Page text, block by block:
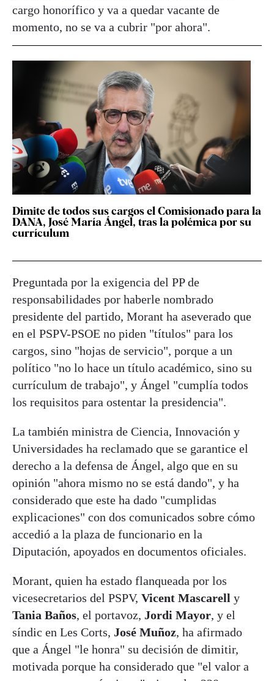
cargo honorífico y va a quedar vacante de
momento, no se va a cubrir "por ahora".
Dimite de todos sus cargos el Comisionado para la
DANA, José María Ángel, tras la polémica por su
currículum
Preguntada por la exigencia del PP de
responsabilidades por haberle nombrado
presidente del partido, Morant ha aseverado que
en el PSPV-PSOE no piden "títulos" para los
cargos, sino "hojas de servicio", porque a un
político "no lo hace un título académico, sino su
currículum de trabajo", y Ángel "cumplía todos
los requisitos para ostentar la presidencia".
La también ministra de Ciencia, Innovación y
Universidades ha reclamado que se garantice el
derecho a la defensa de Ángel, algo que en su
opinión "ahora mismo no se está dando", y ha
considerado que este ha dado "cumplidas
explicaciones" con dos comunicados sobre cómo
accedió a la plaza de funcionario en la
Diputación, apoyados en documentos oficiales.
Morant, quien ha estado flanqueada por los
vicesecretarios del PSPV, Vicent Mascarell y
Tania Baños, el portavoz, Jordi Mayor, y el
síndic en Les Corts, José Muñoz, ha afirmado
que a Ángel "le honra" su decisión de dimitir,
motivada porque ha considerado que "el valor a